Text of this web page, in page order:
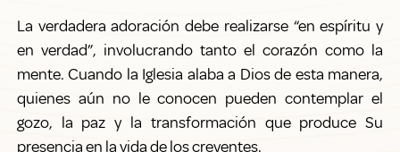
La verdadera adoración debe realizarse “en espíritu y
en verdad”, involucrando tanto el corazón como la
mente. Cuando la Iglesia alaba a Dios de esta manera,
quienes aún no le conocen pueden contemplar el
gozo, la paz y la transformación que produce Su
presencia en la vida de los creyentes.